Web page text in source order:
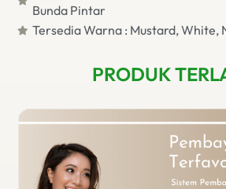
Bunda Pintar
Tersedia Warna : Mustard, White,
PRODUK